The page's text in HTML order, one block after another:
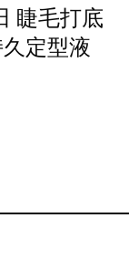
睫毛打底
定型液